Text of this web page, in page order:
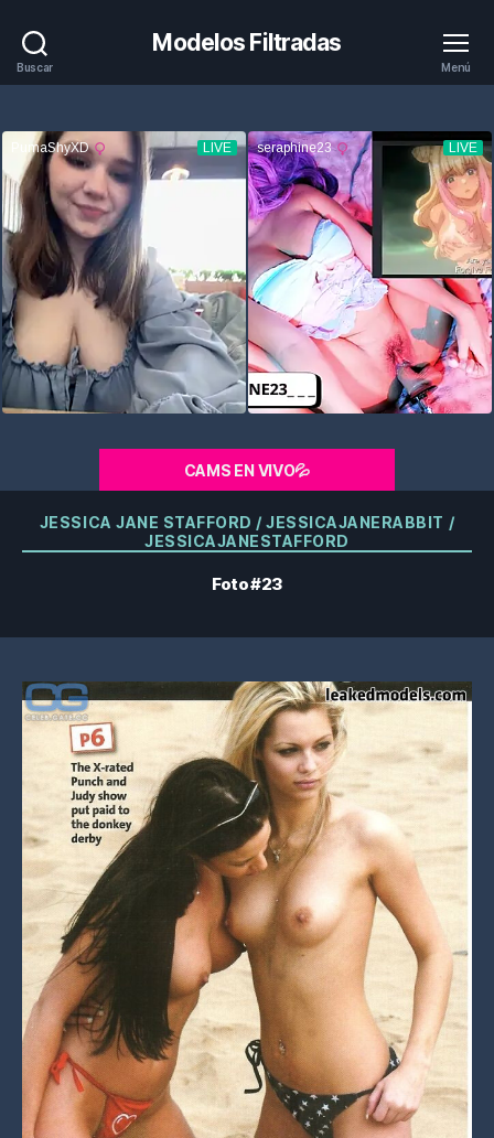
Buscar
Modelos Filtradas
Menú
CAMS EN VIVO💦
Categorías
JESSICA JANE STAFFORD / JESSICAJANERABBIT /
JESSICAJANESTAFFORD
Foto #23